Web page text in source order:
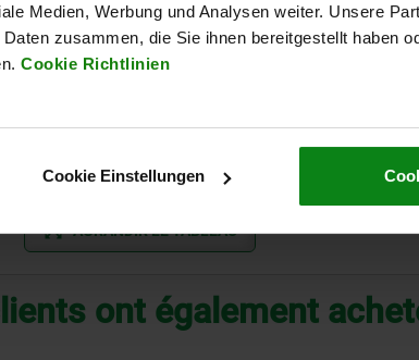
Medien, Werbung und Analysen weiter. Unsere
zusammen, die Sie ihnen bereitgestellt haben
Cookie Richtlinien
Cookie Einstellungen
18 7 3 15
18 7
AGRANDIR LE TABLEAU
ont également